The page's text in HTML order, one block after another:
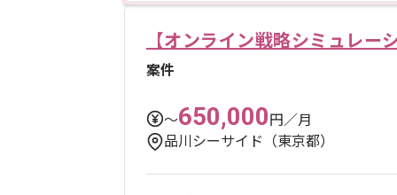
【オンライン戦略シミュレー
案件
〜650,000円／月
品川シーサイド（東京都）